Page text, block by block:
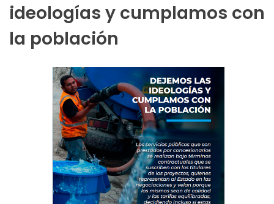
ideologías y cumplamos con
la población